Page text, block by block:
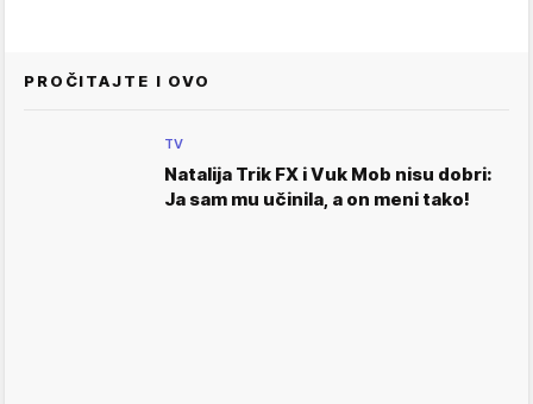
PROČITAJTE I OVO
TV
Natalija Trik FX i Vuk Mob nisu dobri:
Ja sam mu učinila, a on meni tako!